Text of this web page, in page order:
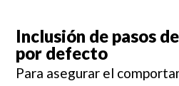
Inclusión de pasos
por defecto
Para asegurar el